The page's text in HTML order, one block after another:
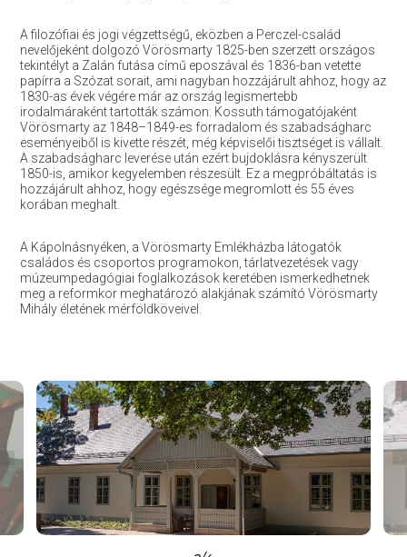
A filozófiai és jogi végzettségű, eközben a Perczel-család
nevelőjeként dolgozó Vörösmarty 1825-ben szerzett országos
tekintélyt a Zalán futása című eposzával és 1836-ban vetette
papírra a Szózat sorait, ami nagyban hozzájárult ahhoz, hogy az
1830-as évek végére már az ország legismertebb
irodalmáraként tartották számon. Kossuth támogatójaként
Vörösmarty az 1848–1849-es forradalom és szabadságharc
eseményeiből is kivette részét, még képviselői tisztséget is vállalt.
A szabadságharc leverése után ezért bujdoklásra kényszerült
1850-is, amikor kegyelemben részesült. Ez a megpróbáltatás is
hozzájárult ahhoz, hogy egészsége megromlott és 55 éves
korában meghalt.
A Kápolnásnyéken, a Vörösmarty Emlékházba látogatók
családos és csoportos programokon, tárlatvezetések vagy
múzeumpedagógiai foglalkozások keretében ismerkedhetnek
meg a reformkor meghatározó alakjának számító Vörösmarty
Mihály életének mérföldköveivel.